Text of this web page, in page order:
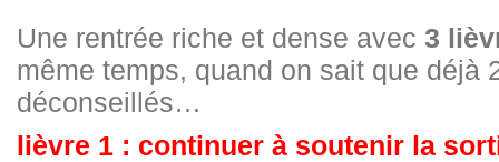
Une rentrée riche et dense avec 3
même temps, quand on sait que déjà
déconseillés…
lièvre 1 : continuer à soutenir la